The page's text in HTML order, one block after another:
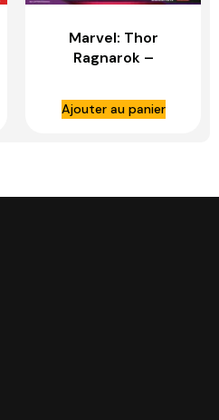
Marvel: Thor
Ragnarok –
1:6 Scale Figure –
HOT TOYS
Ajouter au panier